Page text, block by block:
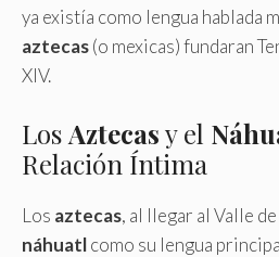
ya existía como lengua hablada
aztecas(o mexicas) fundaran
XIV.
LosAztecasy el
Relación Íntima
Los aztecas, al llegar al Valle
náhuatlcomo su lengua